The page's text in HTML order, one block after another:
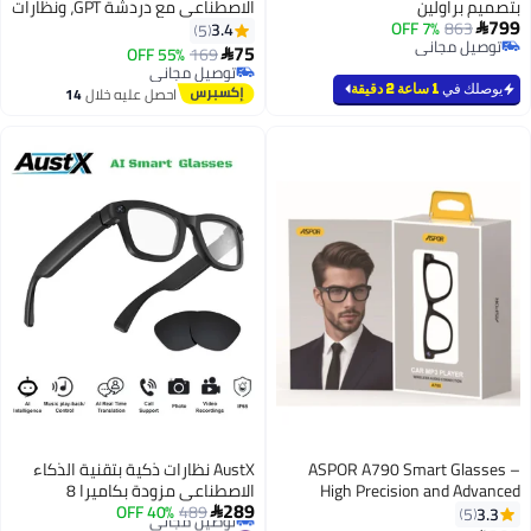
بتصميم براولين
799
863
7% OFF
توصيل مجاني
توصيل مجاني
يوصلك في 1 ساعة 2 دقيقة
الاصطناعي مع دردشة GPT، ونظارات
ترجمة ذكية تدعم 164 لغة، ونظارات
شمسية كلاسيكية بتصميم طيار مع
مساعد صوتي/مكالمات بتقنية
الذكاء الاصطناعي، ومقاومة للماء
بمعيار IP65، ونظارات ذكية متعددة
3.4
5
75
169
55% OFF
توصيل مجاني
توصيل مجانياحصل عليه خلال14
اغسطس
ASPOR A790 Smart Glasses –
High Precision and Advanced
Artificial Intelligence
3.3
5
AustX نظارات ذكية بتقنية الذكاء
الاصطناعي مزودة بكاميرا 8
ميجابكسل، ونظارات لتسجيل الفيديو
289
489
40% OFF